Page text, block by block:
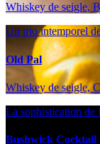
Whiskey de seigle,
Un trio intemporel
Old Pal
Whiskey de seigle,
La sophistication de
Bushwick Cocktail